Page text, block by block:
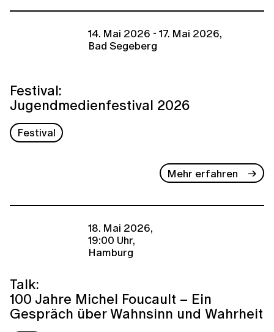
14. Mai 2026 - 17. Mai 2026,
Bad Segeberg
Festival:
Jugendmedienfestival 2026
Festival
Mehr erfahren
18. Mai 2026,
19:00 Uhr,
Hamburg
Talk:
100 Jahre Michel Foucault – Ein
Gespräch über Wahnsinn und Wahrheit